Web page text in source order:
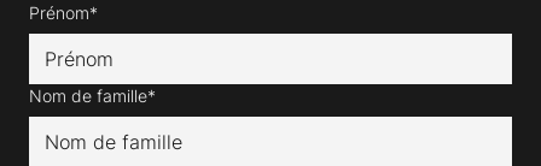
Prénom*
Nom de famille*